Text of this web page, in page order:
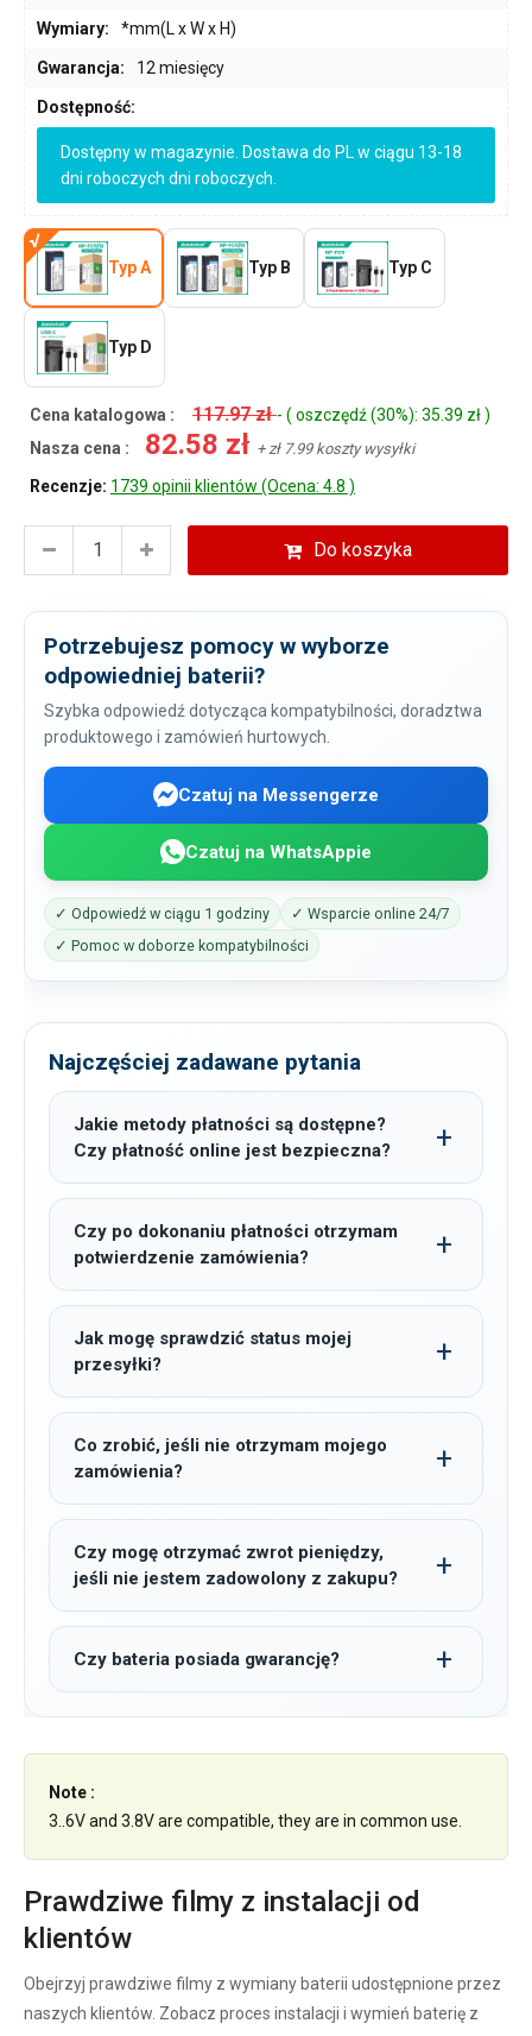
Wymiary: *mm(L x W x H)
Gwarancja: 12 miesięcy
Dostępność:
Dostępny w magazynie. Dostawa do PL w ciągu 13-18
dni roboczych dni roboczych.
Typ A Typ B Typ C
Typ D
Cena katalogowa : 117.97 zł- ( oszczędź (30%): 35.39 zł )
Nasza cena :
82.58 zł + zł 7.99 koszty wysyłki
Recenzje: 1739 opinii klientów (Ocena: 4.8 )
Do koszyka
Potrzebujesz pomocy w wyborze
odpowiedniej baterii?
Szybka odpowiedź dotycząca kompatybilności, doradztwa
produktowego i zamówień hurtowych.
Czatuj na Messengerze
Czatuj na WhatsAppie
✓ Odpowiedź w ciągu 1 godziny
✓ Wsparcie online 24/7
✓ Pomoc w doborze kompatybilności
Najczęściej zadawane pytania
Jakie metody płatności są dostępne?
Czy płatność online jest bezpieczna?
Czy po dokonaniu płatności otrzymam
potwierdzenie zamówienia?
Jak mogę sprawdzić status mojej
przesyłki?
Co zrobić, jeśli nie otrzymam mojego
zamówienia?
Czy mogę otrzymać zwrot pieniędzy,
jeśli nie jestem zadowolony z zakupu?
Czy bateria posiada gwarancję?
Note :
3..6V and 3.8V are compatible, they are in common use.
Prawdziwe filmy z instalacji od
klientów
Obejrzyj prawdziwe filmy z wymiany baterii udostępnione przez
naszych klientów. Zobacz proces instalacji i wymień baterię z